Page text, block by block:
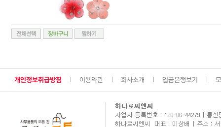
개인정보취급방침 이용약관 회사소개 입금은행보기